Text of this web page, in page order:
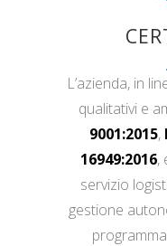
L’azienda, in
qualitativi e
9001:2015,
16949:2016,
servizio
gestione